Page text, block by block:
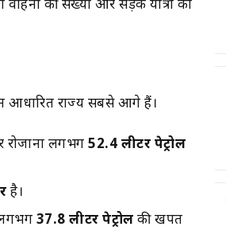
की संख्या और सड़क यात्रा का
आधारित राज्य सबसे आगे हैं।
रोजाना लगभग52.4 लीटर पेट्रोल
है।
लगभग 37.8 लीटर पेट्रोल की खपत